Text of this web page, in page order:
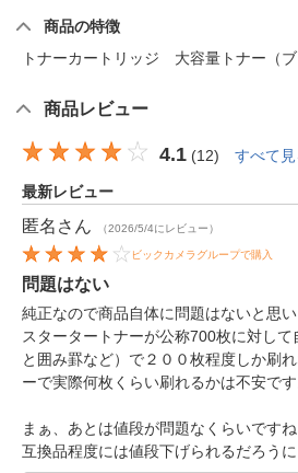
商品の特徴
トナーカートリッジ 大容量トナー（ブ
商品レビュー
4.1 (12) すべて見
最新レビュー
匿名 さん （2026/5/4にレビュー）
ビックカメラグループで購入
問題はない
純正なので商品自体に問題はないと思い
スタータートナーが公称700枚に対し
と囲み罫など）で２００枚程度しか刷
ーで実際何枚くらい刷れるかは不安です
まぁ、あとは値段が問題なくらいですね
互換品程度には値段下げられるだろうに